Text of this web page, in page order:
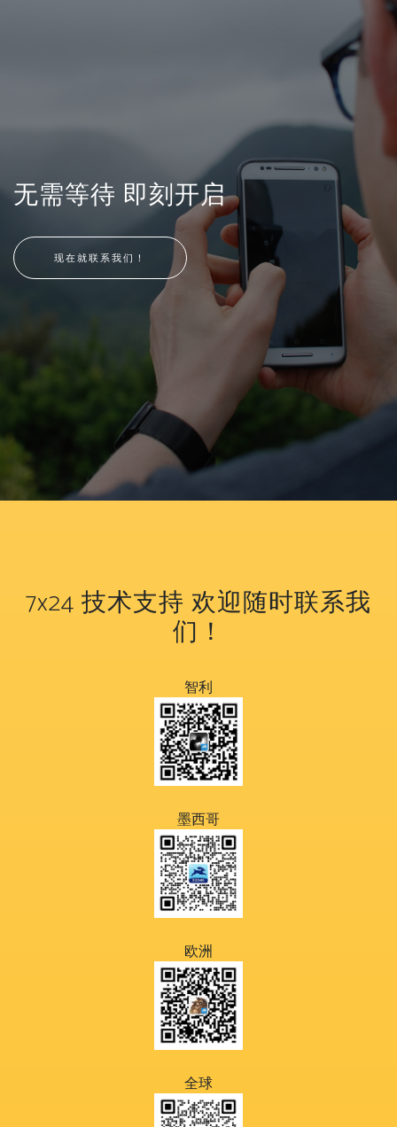
无需等待 即刻开启
现在就联系我们！
7x24 技术支持 欢迎随时联系我
们！
智利
墨西哥
欧洲
全球